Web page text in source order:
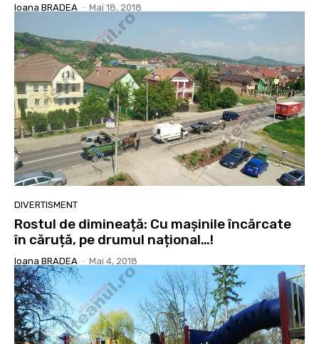
Ioana BRADEA - Mai 18, 2018
DIVERTISMENT
Rostul de dimineață: Cu mașinile încărcate
în căruță, pe drumul național…!
Ioana BRADEA - Mai 4, 2018